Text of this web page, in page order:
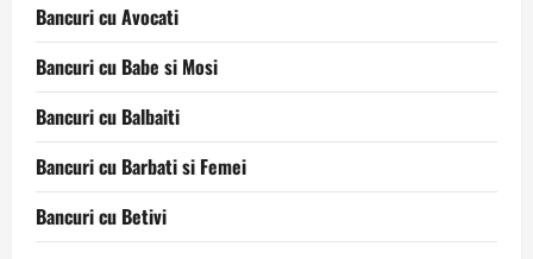
Bancuri cu Avocati
Bancuri cu Babe si Mosi
Bancuri cu Balbaiti
Bancuri cu Barbati si Femei
Bancuri cu Betivi